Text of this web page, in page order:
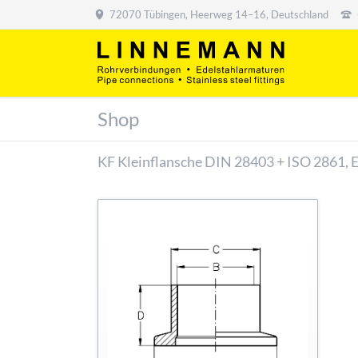
72070 Tübingen, Heerweg 14–16, Deutschland
Shop
KF Kleinflansche DIN 28403 + ISO 2861,